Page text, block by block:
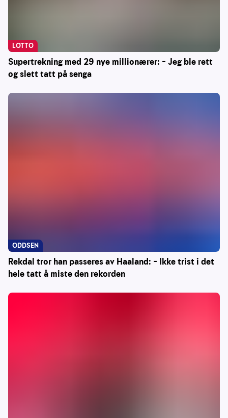
Supertrekning med 29 nye millionærer: – Jeg ble rett
og slett tatt på senga
LOTTO
Rekdal tror han passeres av Haaland: – Ikke trist i det
hele tatt å miste den rekorden
ODDSEN